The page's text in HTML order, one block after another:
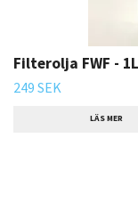
Filterolja FWF -
249 SEK
LÄS MER